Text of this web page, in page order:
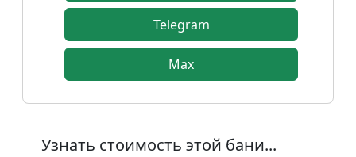
Telegram
Max
Узнать стоимость этой бани...